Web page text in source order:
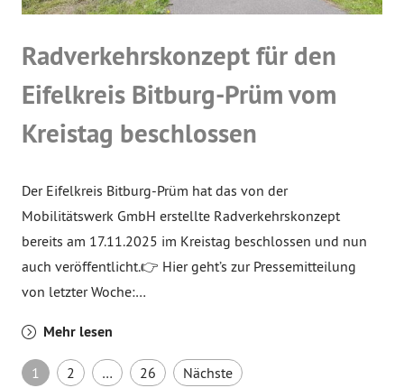
Radverkehrskonzept für den
Eifelkreis Bitburg-Prüm vom
Kreistag beschlossen
Der Eifelkreis Bitburg-Prüm hat das von der
Mobilitätswerk GmbH erstellte Radverkehrskonzept
bereits am 17.11.2025 im Kreistag beschlossen und nun
auch veröffentlicht.👉 Hier geht’s zur Pressemitteilung
von letzter Woche:…
Mehr lesen
1 2 … 26 Nächste